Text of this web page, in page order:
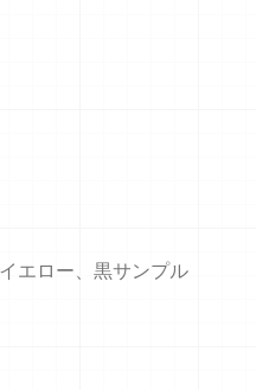
エロー、黒サンプル